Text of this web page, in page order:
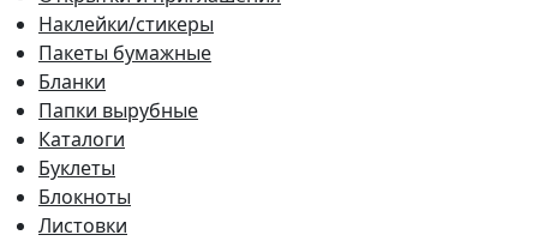
Наклейки/стикеры
Пакеты бумажные
Бланки
Папки вырубные
Каталоги
Буклеты
Блокноты
Листовки